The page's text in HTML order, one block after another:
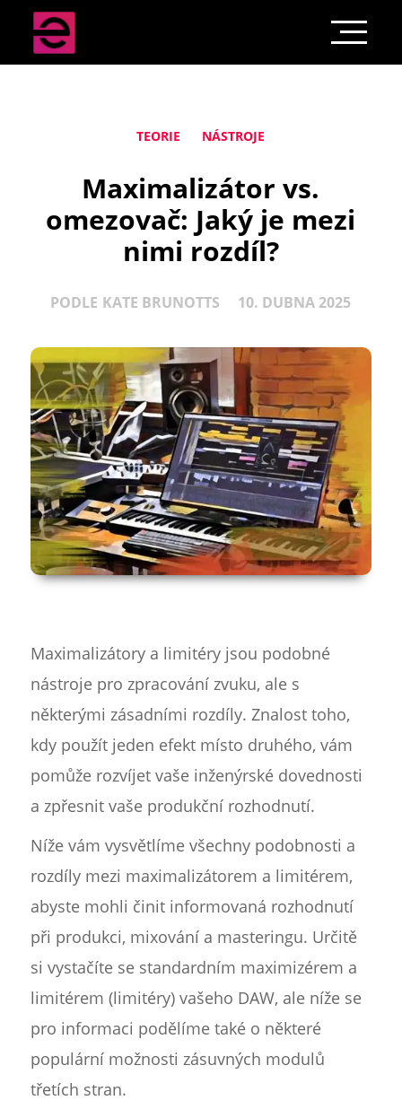
TEORIE NÁSTROJE
Maximalizátor vs.
omezovač: Jaký je mezi
nimi rozdíl?
PODLE KATE BRUNOTTS 10. DUBNA 2025
Maximalizátory a limitéry jsou podobné
nástroje pro zpracování zvuku, ale s
některými zásadními rozdíly. Znalost toho,
kdy použít jeden efekt místo druhého, vám
pomůže rozvíjet vaše inženýrské dovednosti
a zpřesnit vaše produkční rozhodnutí.
Níže vám vysvětlíme všechny podobnosti a
rozdíly mezi maximalizátorem a limitérem,
abyste mohli činit informovaná rozhodnutí
při produkci, mixování a masteringu. Určitě
si vystačíte se standardním maximizérem a
limitérem (limitéry) vašeho DAW, ale níže se
pro informaci podělíme také o některé
populární možnosti zásuvných modulů
třetích stran.